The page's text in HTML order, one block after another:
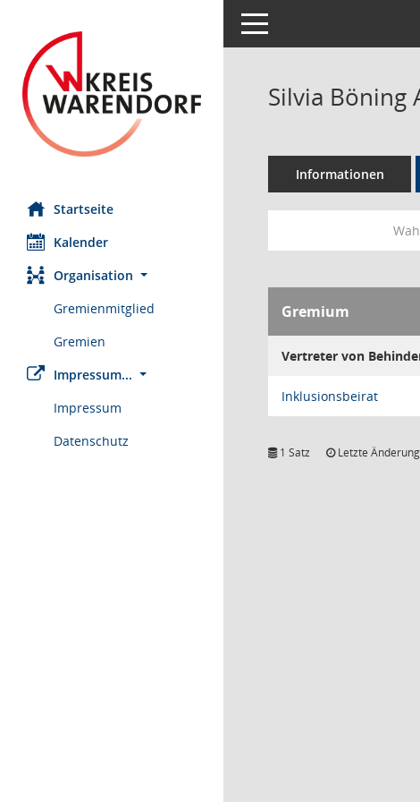
Startseite
Kalender
Organisation
Gremienmitglied
Gremien
Impressum...
Impressum
Datenschutz
Toggle navigation
Silvia Böning
Informationen
Gremium
Vertreter von
Inklusionsbeirat
1 Satz Letzte